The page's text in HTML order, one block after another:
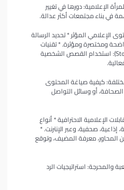
الإعلامية: دورها في تغيير
في بناء مجتمعات أكثر عدالة.
الإعلامي المؤثر * تحديد الرسالة
ومختصرة ومؤثرة. * تقنيات
السرد القصصي (Storytelling): استخدام القصص الشخصية
كيفية صياغة المحتوى
الصحافة، أو وسائل التواصل
الإعلامية الاحترافية * أنواع
إذاعية، صحفية، وعبر الإنترنت. *
المحاور، معرفة المضيف، وتوقع
والمحرجة: استراتيجيات الرد